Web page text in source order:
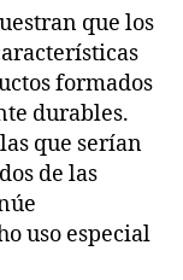
que los
formados
durables.
que serían
de las
uso especial